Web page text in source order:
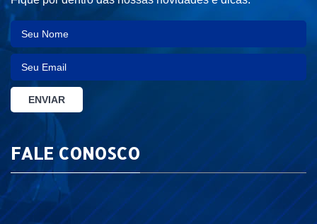
FALE CONOSCO